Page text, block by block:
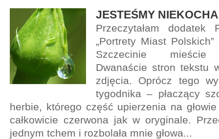
JESTEŚMY
Przeczytałam
„Portrety Miast
Szczecinie mieście
Dwanaście stron tekstu
zdjęcia. Oprócz tego
tygodnika – płaczący
herbie, którego część upierzenia na
całkowicie czerwona jak w oryginale.
jednym tchem i rozbolała mnie głowa...